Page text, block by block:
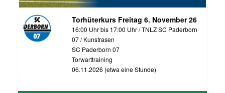
Torhüterkurs Freitag 6. November 26
16:00 Uhr bis 17:00 Uhr / TNLZ SC Paderborn
07 / Kunstrasen
SC Paderborn 07
Torwarttraining
06.11.2026 (etwa eine Stunde)